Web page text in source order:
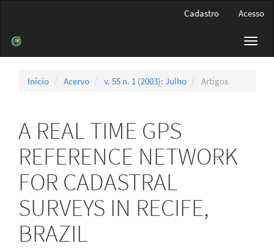
Barra
Cadastro Acesso
Início Acervo v. 55 n. 1 (2003): Julho Artigos
A REAL TIME GPS
REFERENCE NETWORK
FOR CADASTRAL
SURVEYS IN RECIFE,
BRAZIL